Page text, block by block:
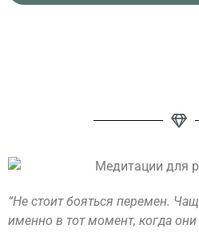
“Не стоит бояться перемен.
именно в тот момент, когда